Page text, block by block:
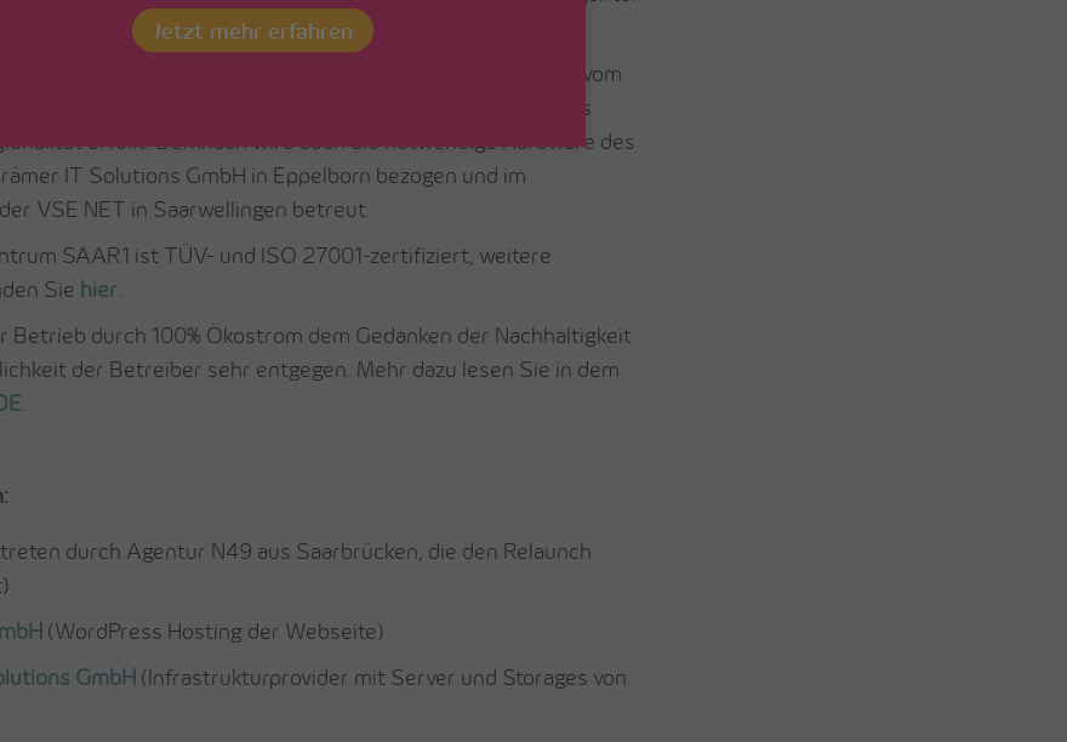
betreibt) zusammen und fanden den Weg zur VSE NET.
im Juli 2021 wird die Website (ehemals „Saarland Online“) vom
HostPress gehostet, was den SOL.DE-Betreibern das
erfüllt. Demnach wird auch die notwendige Hardware des
IT Solutions GmbH in Eppelborn bezogen und im
VSE NET in Saarwellingen betreut.
SAAR1 ist TÜV- und ISO 27001-zertifiziert, weitere
Sie hier.
Betrieb durch 100% Ökostrom dem Gedanken der Nachhaltigkeit
der Betreiber sehr entgegen. Mehr dazu lesen Sie in dem
.
durch Agentur N49 aus Saarbrücken, die den Relaunch
(WordPress Hosting der Webseite)
GmbH (Infrastrukturprovider mit Server und Storages von
Jetzt mehr erfahren